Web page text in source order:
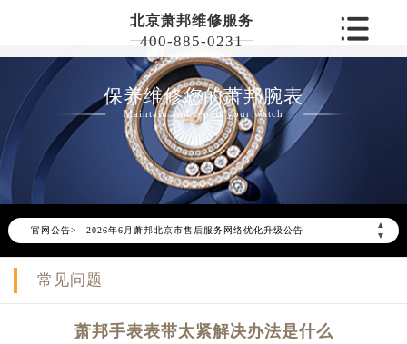
北京萧邦维修服务
400-885-0231
保养维修您的萧邦腕表
Maintain and repair your watch
官网公告>
▲
▼
2026年6月萧邦北京市售后服务网络优化升级公告
2026年6月北京市萧邦官方售后客户服务热线：400-885-0231
2026年6月萧邦售后服务中心最新网点地址：
常见问题
萧邦手表表带太紧解决办法是什么